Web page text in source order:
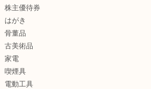
株主優待券
はがき
骨董品
古美術品
家電
喫煙具
電動工具